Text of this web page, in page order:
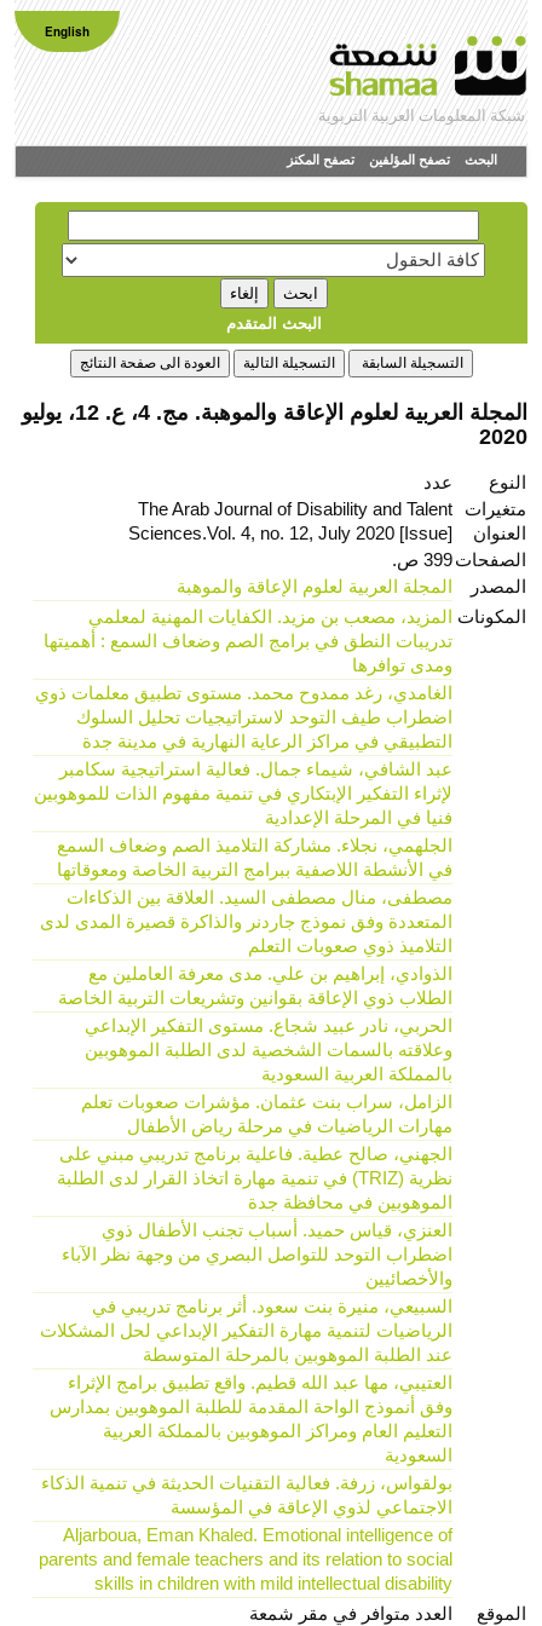
English
شبكة المعلومات العربية التربوية
البحث تصفح المؤلفين تصفح المكنز
البحث المتقدم
المجلة العربية لعلوم الإعاقة والموهبة. مج. 4، ع. 12، يوليو
2020
النوع
عدد
متغيرات
العنوان
The Arab Journal of Disability and Talent
Sciences.Vol. 4, no. 12, July 2020 [Issue]
الصفحات 399 ص.
المصدر
المجلة العربية لعلوم الإعاقة والموهبة
المكونات المزيد، مصعب بن مزيد. الكفايات المهنية لمعلمي
تدريبات النطق في برامج الصم وضعاف السمع : أهميتها
ومدى توافرها
الغامدي، رغد ممدوح محمد. مستوى تطبيق معلمات ذوي
اضطراب طيف التوحد لاستراتيجيات تحليل السلوك
التطبيقي في مراكز الرعاية النهارية في مدينة جدة
عبد الشافي، شيماء جمال. فعالية استراتيجية سكامبر
لإثراء التفكير الإبتكاري في تنمية مفهوم الذات للموهوبين
فنيا في المرحلة الإعدادية
الجلهمي، نجلاء. مشاركة التلاميذ الصم وضعاف السمع
في الأنشطة اللاصفية ببرامج التربية الخاصة ومعوقاتها
مصطفى، منال مصطفى السيد. العلاقة بين الذكاءات
المتعددة وفق نموذج جاردنر والذاكرة قصيرة المدى لدى
التلاميذ ذوي صعوبات التعلم
الذوادي، إبراهيم بن علي. مدى معرفة العاملين مع
الطلاب ذوي الإعاقة بقوانين وتشريعات التربية الخاصة
الحربي، نادر عبيد شجاع. مستوى التفكير الإبداعي
وعلاقته بالسمات الشخصية لدى الطلبة الموهوبين
بالمملكة العربية السعودية
الزامل، سراب بنت عثمان. مؤشرات صعوبات تعلم
مهارات الرياضيات في مرحلة رياض الأطفال
الجهني، صالح عطية. فاعلية برنامج تدريبي مبني على
نظرية (TRIZ) في تنمية مهارة اتخاذ القرار لدى الطلبة
الموهوبين في محافظة جدة
العنزي، قياس حميد. أسباب تجنب الأطفال ذوي
اضطراب التوحد للتواصل البصري من وجهة نظر الآباء
والأخصائيين
السبيعي، منيرة بنت سعود. أثر برنامج تدريبي في
الرياضيات لتنمية مهارة التفكير الإبداعي لحل المشكلات
عند الطلبة الموهوبين بالمرحلة المتوسطة
العتيبي، مها عبد الله قطيم. واقع تطبيق برامج الإثراء
وفق أنموذج الواحة المقدمة للطلبة الموهوبين بمدارس
التعليم العام ومراكز الموهوبين بالمملكة العربية
السعودية
بولقواس، زرفة. فعالية التقنيات الحديثة في تنمية الذكاء
الاجتماعي لذوي الإعاقة في المؤسسة
Aljarboua, Eman Khaled. Emotional intelligence of
parents and female teachers and its relation to social
skills in children with mild intellectual disability
الموقع
العدد متوافر في مقر شمعة